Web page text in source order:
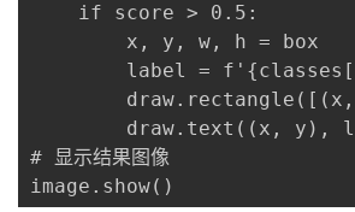
    if score > 0.5:
        x, y, w, h = box
label =
draw.text((x, y),
# 显示结果图像
image.show()